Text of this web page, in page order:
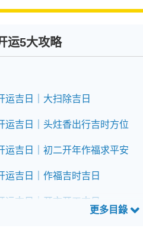
运5大攻略
运吉日｜大扫除吉日
运吉日｜头炷香出行吉时方位
运吉日｜初二开年作福求平安
运吉日｜作福吉时吉日
运吉日｜开市开工吉日